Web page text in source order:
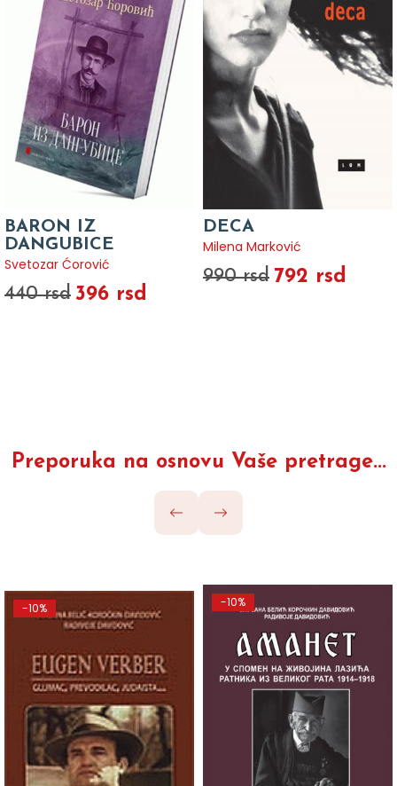
BARON IZ
DANGUBICE
Svetozar Ćorović
440 rsd 396 rsd
DECA
Milena Marković
990 rsd 792 rsd
Preporuka na osnovu Vaše pretrage...
-10% -10%